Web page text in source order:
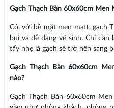
Gạch Thạch Bàn 60x60cm Men
Có, với bề mặt men matt, gạch
bụi và dễ dàng vệ sinh. Chỉ
tẩy nhẹ là gạch sẽ trở nên sáng
Gạch Thạch Bàn 60x60cm
nào?
Gạch Thạch Bàn 60x60cm